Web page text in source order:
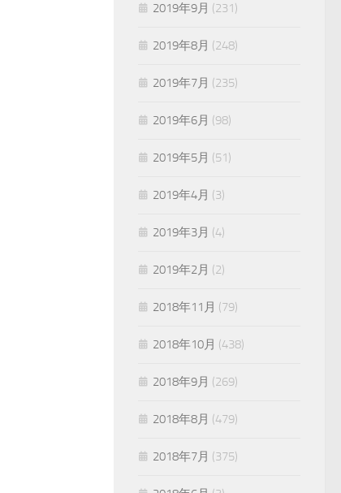
2019年9月 (231)
2019年8月 (248)
2019年7月 (235)
2019年6月 (98)
2019年5月 (51)
2019年4月 (3)
2019年3月 (4)
2019年2月 (2)
2018年11月 (79)
2018年10月 (438)
2018年9月 (269)
2018年8月 (479)
2018年7月 (375)